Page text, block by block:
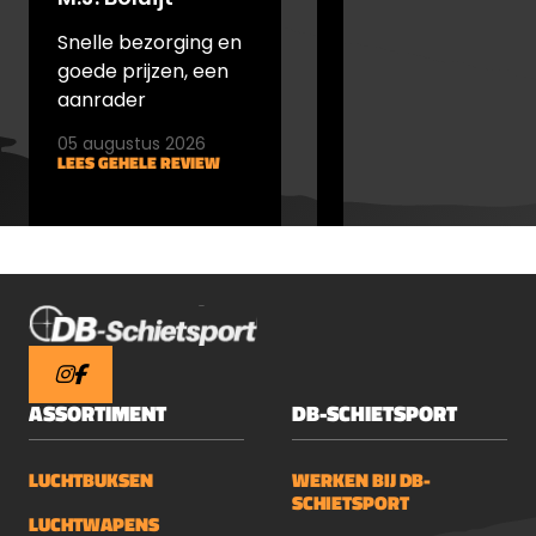
uur gebruikDe Wild 335 werkt op een
verwisselbare 18650 Li-ion batterij.
Hiermee beschikt u over een
gebruiksduur tot 10 uur. U laadt de
wisselt deze snel om tijdens langere
beschermingsklasse is deze
waterdicht. U gebruikt hem
probleemloos in regen, kou of stoffige
omstandigheden.Het apparaat weegt
circa 485 gram en heeft compacte
afmetingen van 190,2 x 69,3 x 77,1 mm,
waardoor u hem comfortabel
meeneemt tijdens lange
observaties.Extra functies voor
Snelle bezorging en
goede prijzen, een
aanrader
LEES GEHELE REVIEW
05 augustus 2026
ASSORTIMENT
LUCHTBUKSEN
LUCHTWAPENS
DB-SCHIETSPORT
WERKEN BIJ DB-
SCHIETSPORT